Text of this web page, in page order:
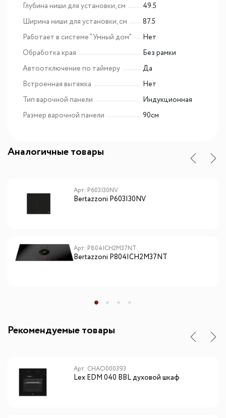
Глубина ниши для установки, см
49.5
Ширина ниши для установки, см
87.5
Работает в системе "Умный дом"
Нет
Обработка края
Без рамки
Автоотключение по таймеру
Да
Встроенная вытяжка
Нет
Тип варочной панели
Индукционная
Размер варочной панели
90см
Аналогичные товары
Арт: P603I30NV
Bertazzoni P603I30NV
Арт: P804ICH2M37NT
Bertazzoni P804ICH2M37NT
Рекомендуемые товары
Арт: CHAO000393
Lex EDM 040 BBL духовой шкаф